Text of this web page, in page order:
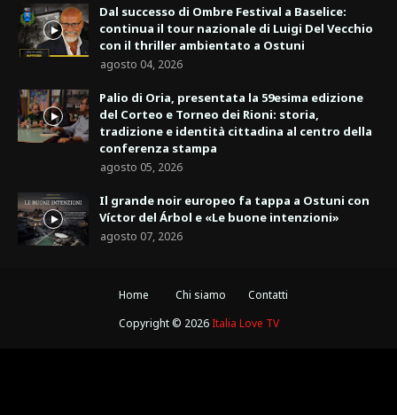
Dal successo di Ombre Festival a Baselice:
continua il tour nazionale di Luigi Del Vecchio
con il thriller ambientato a Ostuni
agosto 04, 2026
Palio di Oria, presentata la 59esima edizione
del Corteo e Torneo dei Rioni: storia,
tradizione e identità cittadina al centro della
conferenza stampa
agosto 05, 2026
Il grande noir europeo fa tappa a Ostuni con
Víctor del Árbol e «Le buone intenzioni»
agosto 07, 2026
Home Chi siamo
Contatti
Copyright © 2026 Italia Love TV